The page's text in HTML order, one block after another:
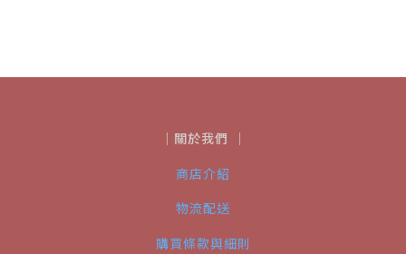
｜關於我們 ｜
商店介紹
物流配送
購買條款與細則